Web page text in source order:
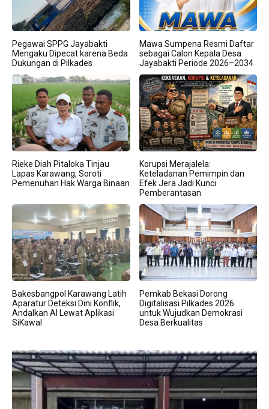
Pegawai SPPG Jayabakti
Mengaku Dipecat karena Beda
Dukungan di Pilkades
Mawa Sumpena Resmi Daftar
sebagai Calon Kepala Desa
Jayabakti Periode 2026–2034
Rieke Diah Pitaloka Tinjau
Lapas Karawang, Soroti
Pemenuhan Hak Warga Binaan
Korupsi Merajalela:
Keteladanan Pemimpin dan
Efek Jera Jadi Kunci
Pemberantasan
Bakesbangpol Karawang Latih
Aparatur Deteksi Dini Konflik,
Andalkan AI Lewat Aplikasi
SiKawal
Pemkab Bekasi Dorong
Digitalisasi Pilkades 2026
untuk Wujudkan Demokrasi
Desa Berkualitas